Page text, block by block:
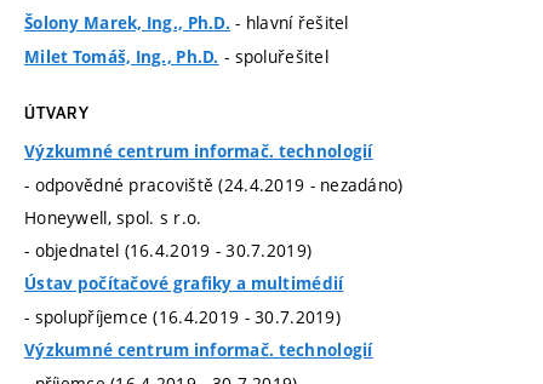
Šolony Marek, Ing., Ph.D. - hlavní řešitel
Milet Tomáš, Ing., Ph.D. - spoluřešitel
ÚTVARY
Výzkumné centrum informač. technologií
- odpovědné pracoviště (24.4.2019 - nezadáno)
Honeywell, spol. s r.o.
- objednatel (16.4.2019 - 30.7.2019)
Ústav počítačové grafiky a multimédií
- spolupříjemce (16.4.2019 - 30.7.2019)
Výzkumné centrum informač. technologií